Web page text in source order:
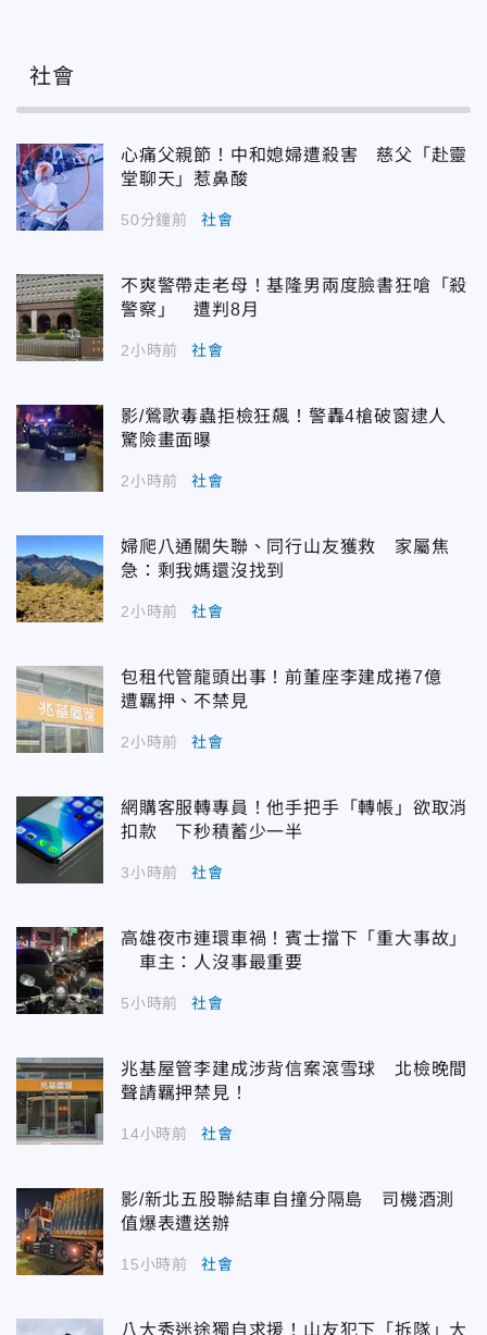
社會
心痛父親節！中和媳婦遭殺害 慈父「赴靈
堂聊天」惹鼻酸
50分鐘前 社會
不爽警帶走老母！基隆男兩度臉書狂嗆「殺
警察」 遭判8月
2小時前 社會
影/鶯歌毒蟲拒檢狂飆！警轟4槍破窗逮人
驚險畫面曝
2小時前 社會
婦爬八通關失聯、同行山友獲救 家屬焦
急：剩我媽還沒找到
2小時前 社會
包租代管龍頭出事！前董座李建成捲7億
遭羈押、不禁見
2小時前 社會
網購客服轉專員！他手把手「轉帳」欲取消
扣款 下秒積蓄少一半
3小時前 社會
高雄夜市連環車禍！賓士擋下「重大事故」
車主：人沒事最重要
5小時前 社會
兆基屋管李建成涉背信案滾雪球 北檢晚間
聲請羈押禁見！
14小時前 社會
影/新北五股聯結車自撞分隔島 司機酒測
值爆表遭送辦
15小時前 社會
八大秀迷途獨自求援！山友犯下「拆隊」大